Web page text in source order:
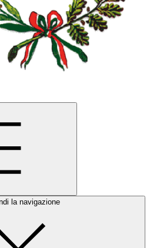
la navigazione